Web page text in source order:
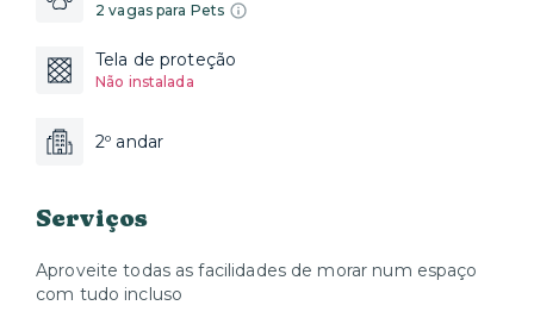
2 vagas para Pets
Tela de proteção
Não instalada
2º andar
Serviços
Aproveite todas as facilidades de morar num espaço
com tudo incluso